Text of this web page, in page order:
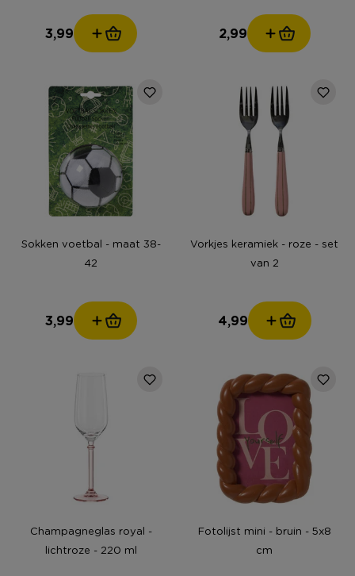
3,99 2,99
Sokken voetbal - maat 38-
42
3,99
Vorkjes keramiek - roze - set
van 2
4,99
Champagneglas royal -
lichtroze - 220 ml
Fotolijst mini - bruin - 5x8
cm